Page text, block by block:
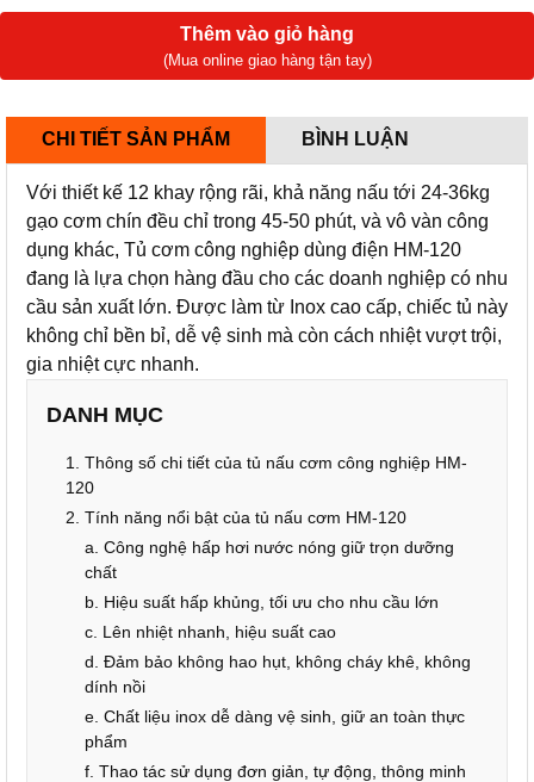
Thêm vào giỏ hàng
(Mua online giao hàng tận tay)
CHI TIẾT SẢN PHẨM BÌNH LUẬN
Với thiết kế 12 khay rộng rãi, khả năng nấu tới 24-36kg
gạo cơm chín đều chỉ trong 45-50 phút, và vô vàn công
dụng khác, Tủ cơm công nghiệp dùng điện HM-120
đang là lựa chọn hàng đầu cho các doanh nghiệp có nhu
cầu sản xuất lớn. Được làm từ Inox cao cấp, chiếc tủ này
không chỉ bền bỉ, dễ vệ sinh mà còn cách nhiệt vượt trội,
gia nhiệt cực nhanh.
DANH MỤC
1. Thông số chi tiết của tủ nấu cơm công nghiệp HM-
120
2. Tính năng nổi bật của tủ nấu cơm HM-120
a. Công nghệ hấp hơi nước nóng giữ trọn dưỡng
chất
b. Hiệu suất hấp khủng, tối ưu cho nhu cầu lớn
c. Lên nhiệt nhanh, hiệu suất cao
d. Đảm bảo không hao hụt, không cháy khê, không
dính nồi
e. Chất liệu inox dễ dàng vệ sinh, giữ an toàn thực
phẩm
f. Thao tác sử dụng đơn giản, tự động, thông minh